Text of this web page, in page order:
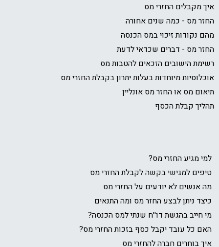
איך מקבלים החזרי מס
החזר מס - כמה שנים אחורה
מהם נקודות זיכוי במס הכנסה
החזר מס - דברים שכדאי לדעת
רשימת הישובים הזכאים להטבות מס
אוכלוסיות מיוחדות בעלות יתרון בקבלת החזרי מס
תיאום מס או החזר מס אונליין
תהליך קבלת הכסף
למי מגיע החזרי מס?
טיפים למגישי בקשה לקבלת החזרי מס
מה אנשים לא יודעים על החזרי מס
כיצד ניתן לבצע החזר מס ומה התנאים
מי חייב בהגשת דו''ח שנתי למס הכנסה?
האם כל עובד יקבל כסף בזכות החזרי מס?
איך בוחרים חברה להחזרי מס